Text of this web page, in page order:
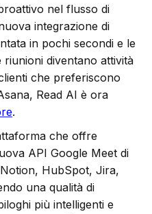
nel flusso di
integrazione di
in pochi secondi e le
diventano attività
che preferiscono
Read AI è ora
.
che offre
API Google Meet di
HubSpot, Jira,
una qualità di
più intelligenti e